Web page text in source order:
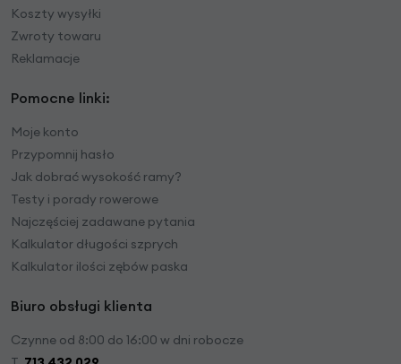
Koszty wysyłki
Zwroty towaru
Reklamacje
Pomocne linki:
Moje konto
Przypomnij hasło
Jak dobrać wysokość ramy?
Testy i porady rowerowe
Najczęściej zadawane pytania
Kalkulator długości szprych
Kalkulator ilości zębów paska
Biuro obsługi klienta
Czynne od 8:00 do 16:00 w dni robocze